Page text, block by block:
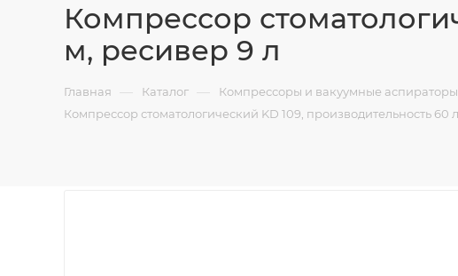
Компрессор
м, ресивер 9 л
Главная — Каталог — Компрессоры и вакуумные аспираторы
Компрессор стоматологический KD 109, производительность 60